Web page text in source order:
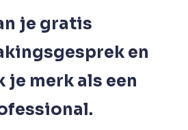
je gratis
en
je merk als een